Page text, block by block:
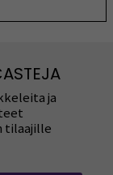
ja
tilaajille